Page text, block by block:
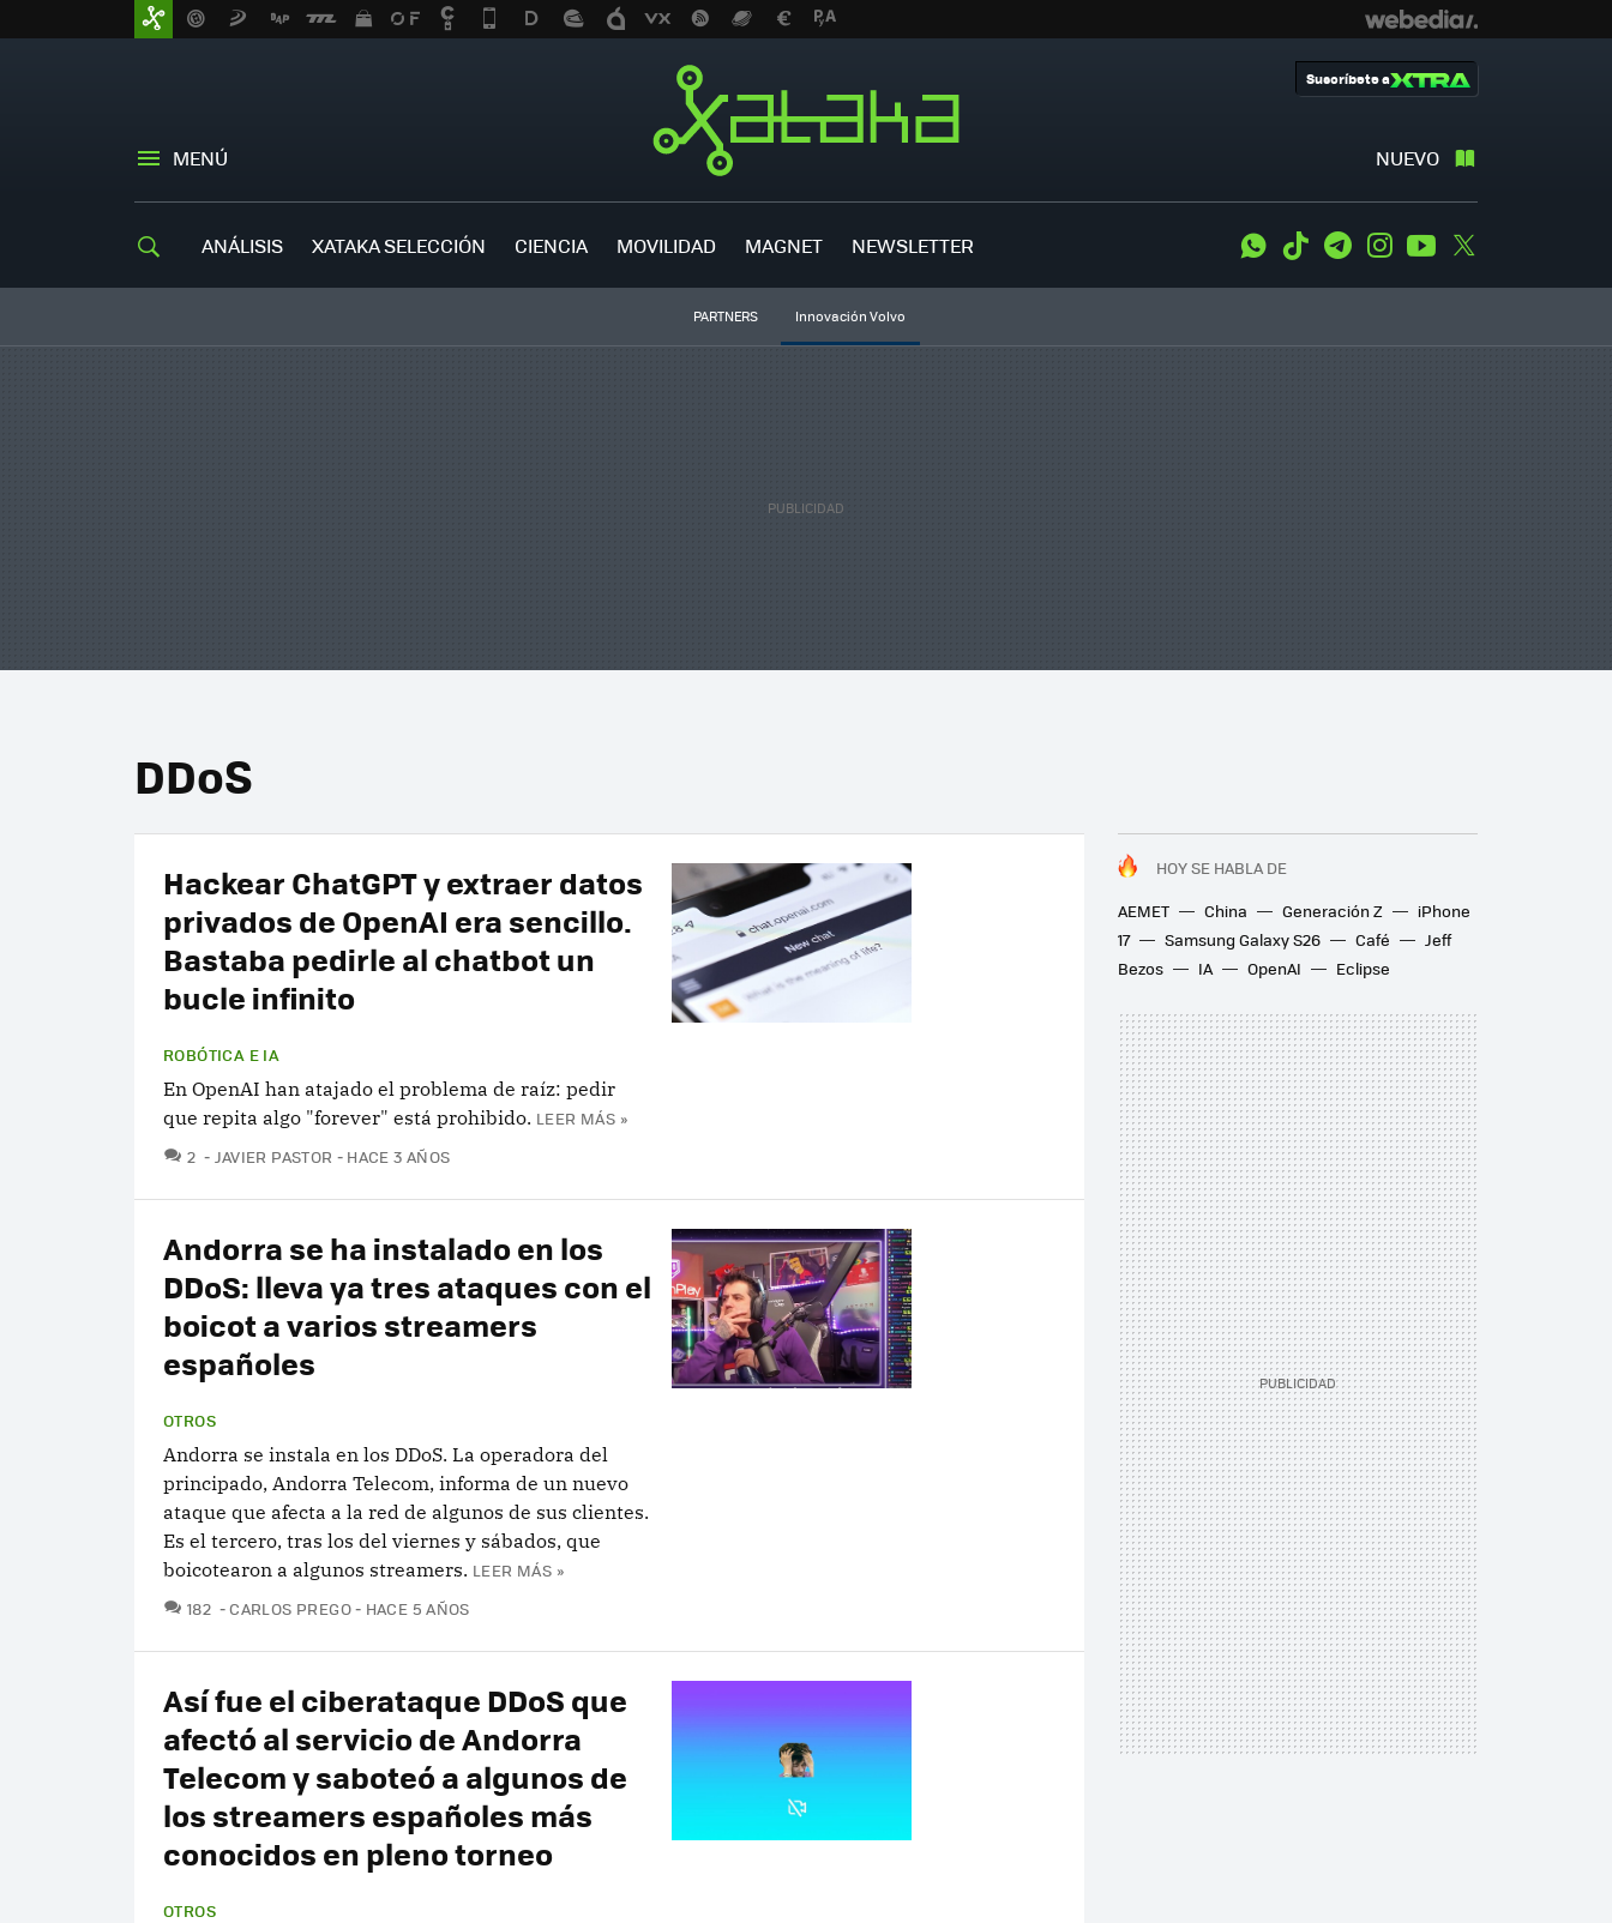
MENÚ NUEVO
Suscríbete a
ANÁLISIS XATAKA SELECCIÓN CIENCIA MOVILIDAD MAGNET NEWSLETTER WhatsApp
Tiktok TelegramInstagramYoutube
PARTNERS Innovación Volvo
DDoS
HOY SE HABLA DE
AEMET
China Generación Z
iPhone
17
Samsung Galaxy S26 Café
Jeff
Bezos
IA OpenAI Eclipse
Hackear ChatGPT y extraer datos
privados de OpenAI era sencillo.
Bastaba pedirle al chatbot un
bucle infinito
ROBÓTICA E IA
En OpenAI han atajado el problema de raíz: pedir
que repita algo "forever" está prohibido. LEER MÁS »
2 COMENTARIOS
JAVIER PASTOR HACE 3 AÑOS
Andorra se ha instalado en los
DDoS: lleva ya tres ataques con el
boicot a varios streamers
españoles
OTROS
Andorra se instala en los DDoS. La operadora del
principado, Andorra Telecom, informa de un nuevo
ataque que afecta a la red de algunos de sus clientes.
Es el tercero, tras los del viernes y sábados, que
boicotearon a algunos streamers. LEER MÁS »
182 COMENTARIOS
CARLOS PREGO HACE 5 AÑOS
Así fue el ciberataque DDoS que
afectó al servicio de Andorra
Telecom y saboteó a algunos de
los streamers españoles más
conocidos en pleno torneo
OTROS